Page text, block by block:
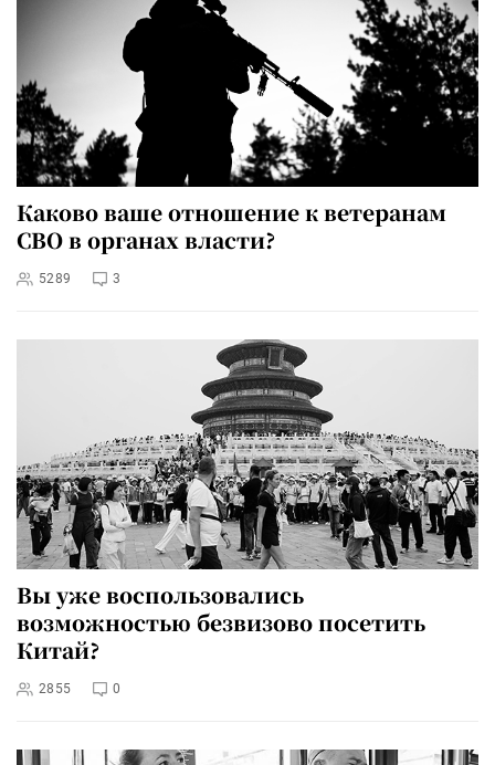
Каково ваше отношение к ветеранам
СВО в органах власти?
5289 3
Вы уже воспользовались
возможностью безвизово посетить
Китай?
2855 0